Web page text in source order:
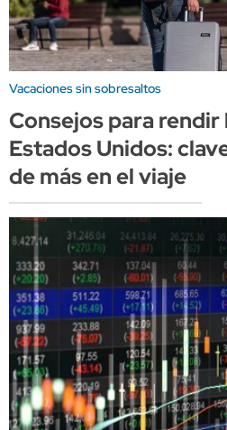
Vacaciones sin sobresaltos
Consejos para rendir
Estados Unidos:
de más en el viaje